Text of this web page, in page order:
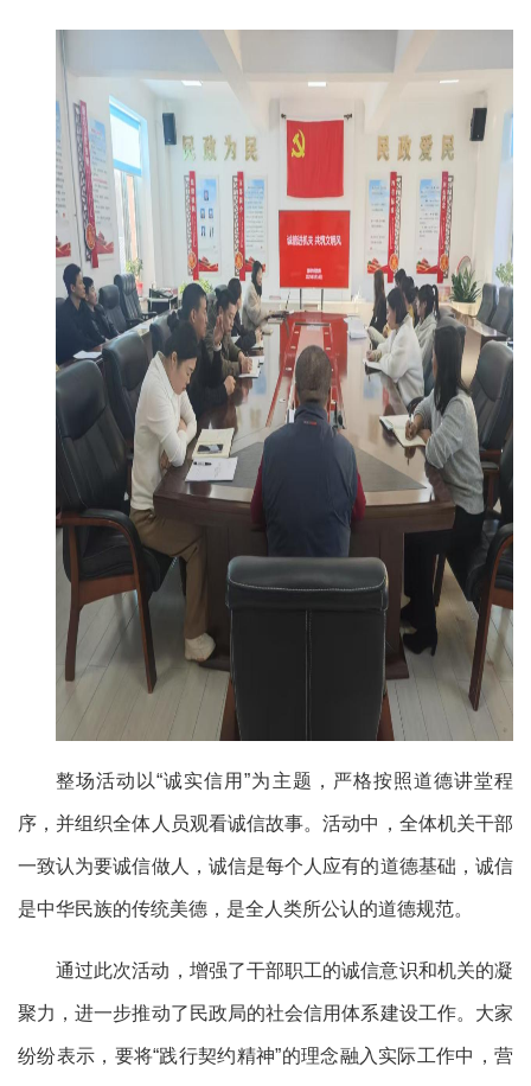
整场活动以“诚实信用”为主题，严格按照道德讲堂程
序，并组织全体人员观看诚信故事。活动中，全体机关干部
一致认为要诚信做人，诚信是每个人应有的道德基础，诚信
是中华民族的传统美德，是全人类所公认的道德规范。
通过此次活动，增强了干部职工的诚信意识和机关的凝
聚力，进一步推动了 民政局的社会信用体系建设工作。大家
纷纷表示，要将“践行契约精神”的理念融入实际工作中，营